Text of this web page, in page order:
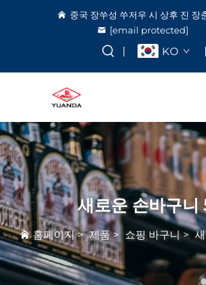
중국 장쑤성 쑤저우 시 상후 진 장
[email protected]
KO
새로운 손바구니
홈페이지>제품> 쇼핑 바구니>